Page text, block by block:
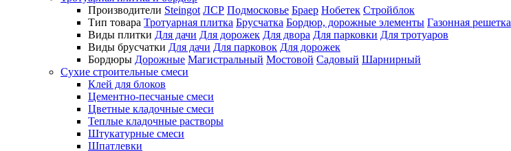
Производители Steingot ЛСР Подмосковье Браер Нобетек Стройблок
Тип товара Тротуарная плитка Брусчатка Бордюр, дорожные элементы Газонная решетка
Виды плитки Для дачи Для дорожек Для двора Для парковки Для тротуаров
Виды брусчатки Для дачи Для парковок Для дорожек
Бордюры Дорожные Магистральный Мостовой Садовый Шарнирный
Сухие строительные смеси
Клей для блоков
Цементно-песчаные смеси
Цветные кладочные смеси
Теплые кладочные растворы
Штукатурные смеси
Шпатлевки